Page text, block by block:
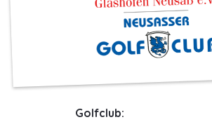
Golfclub: